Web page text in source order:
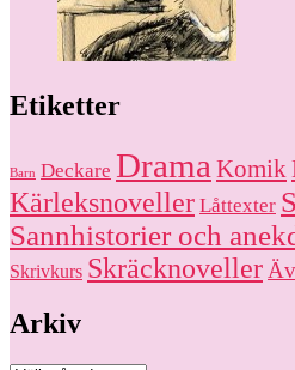
Etiketter
Barn Deckare Drama Komik
Kärleksnoveller Låttexter
Sannhistorier och
Skrivkurs Skräcknoveller
Arkiv